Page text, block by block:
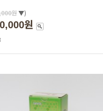
원▼)
원